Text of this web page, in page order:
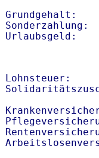
Grundgehalt:
Lohnsteuer: